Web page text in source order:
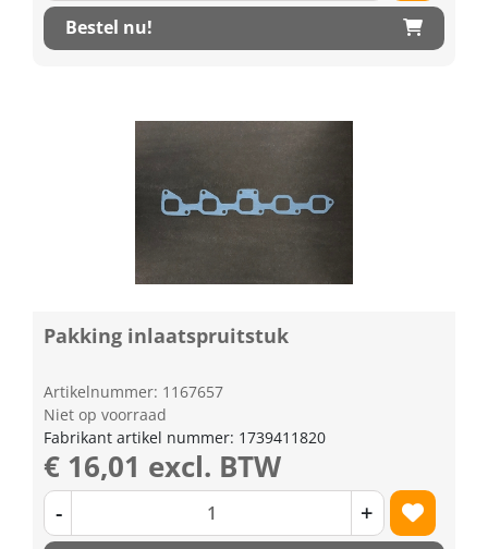
Bestel nu!
Pakking inlaatspruitstuk
Artikelnummer: 1167657
Niet op voorraad
Fabrikant artikel nummer: 1739411820
€ 16,01 excl. BTW
- +